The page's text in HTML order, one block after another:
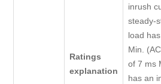
Ratings
explanation
inrush
steady-
load
Min.
of 7 ms
has an